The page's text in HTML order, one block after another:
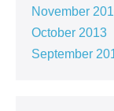
November
October 2013
September